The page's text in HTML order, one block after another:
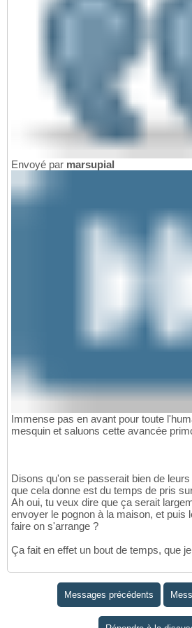
Envoyé par marsupial
Immense pas en avant pour toute
mesquin et saluons cette avancée
Disons qu'on se passerait bien de
que cela donne est du temps de pris
Ah oui, tu veux dire que ça serait
envoyer le pognon à la maison, et puis
faire on s'arrange ?
Ça fait en effet un bout de temps, que
Messages précédents